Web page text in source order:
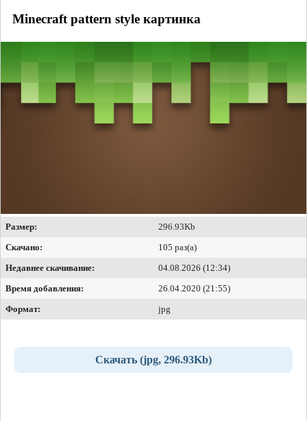
Minecraft pattern style картинка
Размер:
296.93Kb
Скачано:
105 раз(а)
Недавнее скачивание:
04.08.2026 (12:34)
Время добавления:
26.04.2020 (21:55)
Формат:
jpg
Скачать (jpg, 296.93Kb)